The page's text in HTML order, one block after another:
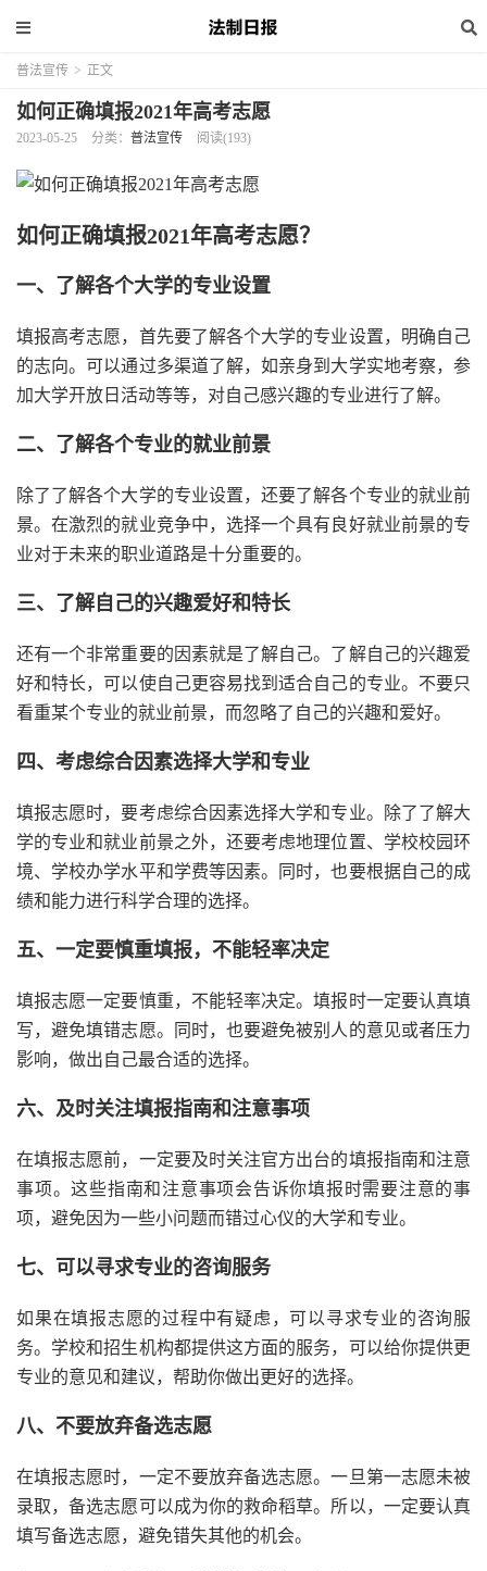
普法宣传 > 正文
如何正确填报2021年高考志愿
2023-05-25 分类： 普法宣传 阅读(193)
如何正确填报2021年高考志愿？
一、了解各个大学的专业设置
填报高考志愿，首先要了解各个大学的专业设置，明确自己
的志向。可以通过多渠道了解，如亲身到大学实地考察，参
加大学开放日活动等等，对自己感兴趣的专业进行了解。
二、了解各个专业的就业前景
除了了解各个大学的专业设置，还要了解各个专业的就业前
景。在激烈的就业竞争中，选择一个具有良好就业前景的专
业对于未来的职业道路是十分重要的。
三、了解自己的兴趣爱好和特长
还有一个非常重要的因素就是了解自己。了解自己的兴趣爱
好和特长，可以使自己更容易找到适合自己的专业。不要只
看重某个专业的就业前景，而忽略了自己的兴趣和爱好。
四、考虑综合因素选择大学和专业
填报志愿时，要考虑综合因素选择大学和专业。除了了解大
学的专业和就业前景之外，还要考虑地理位置、学校校园环
境、学校办学水平和学费等因素。同时，也要根据自己的成
绩和能力进行科学合理的选择。
五、一定要慎重填报，不能轻率决定
填报志愿一定要慎重，不能轻率决定。填报时一定要认真填
写，避免填错志愿。同时，也要避免被别人的意见或者压力
影响，做出自己最合适的选择。
六、及时关注填报指南和注意事项
在填报志愿前，一定要及时关注官方出台的填报指南和注意
事项。这些指南和注意事项会告诉你填报时需要注意的事
项，避免因为一些小问题而错过心仪的大学和专业。
七、可以寻求专业的咨询服务
如果在填报志愿的过程中有疑虑，可以寻求专业的咨询服
务。学校和招生机构都提供这方面的服务，可以给你提供更
专业的意见和建议，帮助你做出更好的选择。
八、不要放弃备选志愿
在填报志愿时，一定不要放弃备选志愿。一旦第一志愿未被
录取，备选志愿可以成为你的救命稻草。所以，一定要认真
填写备选志愿，避免错失其他的机会。